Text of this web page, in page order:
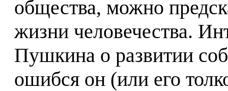
общества, можно
жизни человечества.
Пушкина о развитии
ошибся он (или его